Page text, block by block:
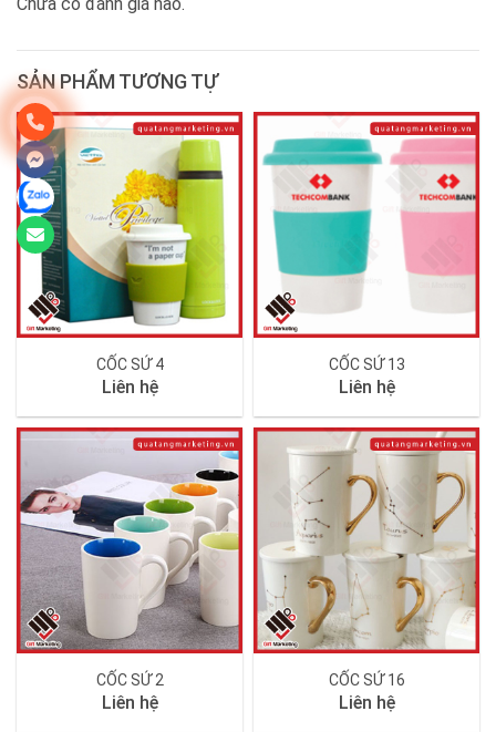
SẢN PHẨM TƯƠNG TỰ
CỐC SỨ 4
Liên hệ
CỐC SỨ 13
Liên hệ
CỐC SỨ 2
Liên hệ
CỐC SỨ 16
Liên hệ